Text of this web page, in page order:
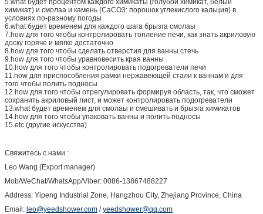
5.what будет процентом каждого химикаты (голубой химикат, белый
химикат) и смолаа и камень (CaCO3: порошок углекислого кальция) в
условиях по-разному погоды
6.what будет временем для каждого шага брызга смолаы
7.how для того чтобы контролировать топление печи, как знать акриловую
доску горяче и мягко достаточно
8.how для того чтобы сделать отверстия для ванны стечь
9.how для того чтобы уравновесить края ванны
10.how для того чтобы контролировать подогреватели печи
11.how для приспособления рамки нержавеющей стали к ваннам и для
того чтобы полить подносы
12.how для того чтобы отрегулировать формируя область, так, что сможет
сохранить акриловый лист, и может контролировать подогреватели
13.what будет временем для смолаы и смешивать и брызга химикатов
14.how для того чтобы упаковать ванны и полить подносы
15.etc (другие искусства)
Свяжитесь с нами :
Leo Wang (Export manager)
Mob/WeChat/WhatsApp/Viber: 0086-13867488227
Address: Yipeng Industrial Zone, Hangzhou City, Zhejiang Province, China
Email: leo@yeedshower.com /yeedshower@qq.com